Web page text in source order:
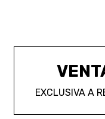
EXCLUSIVA A